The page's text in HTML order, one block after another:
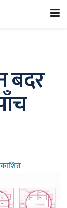
बदर